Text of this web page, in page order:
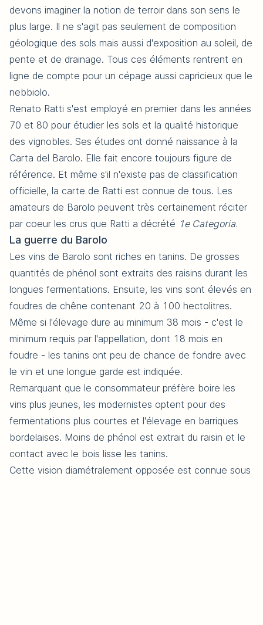
devons imaginer la notion de terroir dans son sens le
plus large. Il ne s'agit pas seulement de composition
géologique des sols mais aussi d'exposition au soleil, de
pente et de drainage. Tous ces éléments rentrent en
ligne de compte pour un cépage aussi capricieux que le
nebbiolo.
Renato Ratti s'est employé en premier dans les années
70 et 80 pour étudier les sols et la qualité historique
des vignobles. Ses études ont donné naissance à la
Carta del Barolo. Elle fait encore toujours figure de
référence. Et même s'il n'existe pas de classification
officielle, la carte de Ratti est connue de tous. Les
amateurs de Barolo peuvent très certainement réciter
par coeur les crus que Ratti a décrété 1e Categoria.
La guerre du Barolo
Les vins de Barolo sont riches en tanins. De grosses
quantités de phénol sont extraits des raisins durant les
longues fermentations. Ensuite, les vins sont élevés en
foudres de chêne contenant 20 à 100 hectolitres.
Même si l'élevage dure au minimum 38 mois - c'est le
minimum requis par l'appellation, dont 18 mois en
foudre - les tanins ont peu de chance de fondre avec
le vin et une longue garde est indiquée.
Remarquant que le consommateur préfère boire les
vins plus jeunes, les modernistes optent pour des
fermentations plus courtes et l'élevage en barriques
bordelaises. Moins de phénol est extrait du raisin et le
contact avec le bois lisse les tanins.
Cette vision diamétralement opposée est connue sous